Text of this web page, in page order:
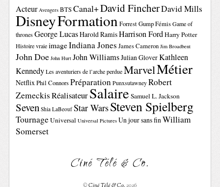
Acteur Avengers BTSCanal+David FincherDavid Mills
DisneyFormationForrest GumpFémis Game of
thrones George LucasHarold RamisHarrison FordHarry Potter
Histoire vraie imageIndiana Jones James Cameron Jim Broadbent
John Doe John Hurt John WilliamsJulian GloverKathleen
Kennedy Les aventuriers de l’arche perdue MarvelMétier
NetflixPhil ConnorsPréparation Punxsutawney Robert
ZemeckisRéalisateurSalaire Samuel L. Jackson
Seven Shia LaBeouf Star WarsSteven Spielberg
TournageUniversal Universal Pictures Un jour sans finWilliam
Somerset
Ciné Télé & Co.